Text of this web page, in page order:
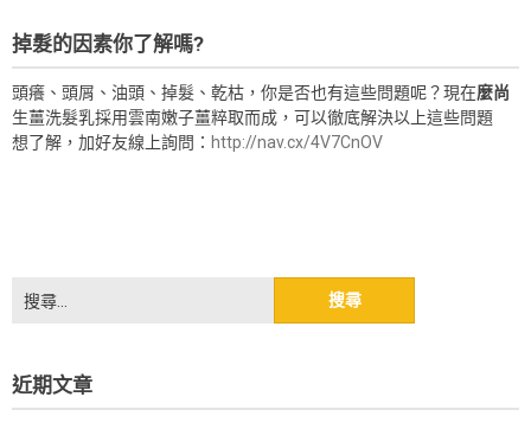
掉髮的因素你了解嗎?
頭癢、頭屑、油頭、掉髮、乾枯，你是否也有這些問題呢？現在麼尚
生薑洗髮乳採用雲南嫩子薑粹取而成，可以徹底解決以上這些問題
想了解，加好友線上詢問： http://nav.cx/4V7CnOV
尋
字:
近期文章